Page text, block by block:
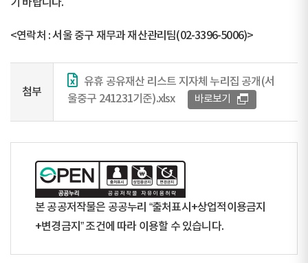
기 바랍니다.
<연락처 : 서울 중구 재무과 재산관리팀(02-3396-5006)>
첨부
유휴 공유재산 리스트 지자체 누리집 공개(서
울중구 241231기준).xlsx
바로보기
본 공공저작물은 공공누리 “출처표시+상업적이용금지
+변경금지” 조건에 따라 이용할 수 있습니다.